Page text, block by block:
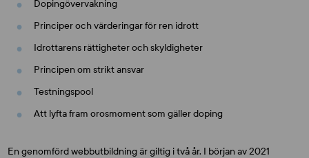
Dopingövervakning
Principer och värderingar för ren idrott
Idrottarens rättigheter och skyldigheter
Principen om strikt ansvar
Testningspool
Att lyfta fram orosmoment som gäller doping
En genomförd webbutbildning är giltig i två år. I början av 2021